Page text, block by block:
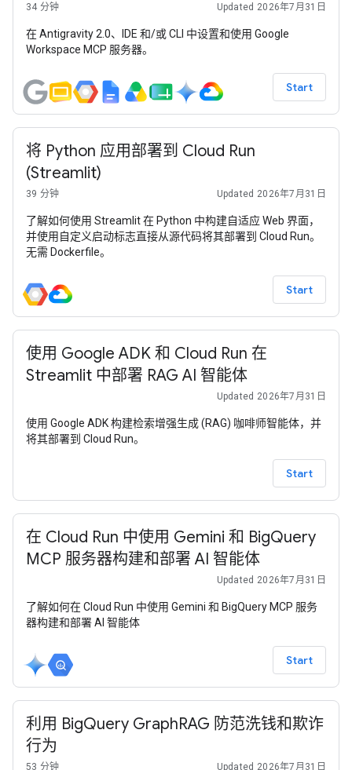
34 分钟 Updated 2026年7月31日
在 Antigravity 2.0、IDE 和/或 CLI 中设置和使用 Google
Workspace MCP 服务器。
Start
将 Python 应用部署到 Cloud Run
(Streamlit)
39 分钟 Updated 2026年7月31日
了解如何使用 Streamlit 在 Python 中构建自适应 Web 界面，
并使用自定义启动标志直接从源代码将其部署到 Cloud Run。
无需 Dockerfile。
Start
使用 Google ADK 和 Cloud Run 在
Streamlit 中部署 RAG AI 智能体
Updated 2026年7月31日
使用 Google ADK 构建检索增强生成 (RAG) 咖啡师智能体，并
将其部署到 Cloud Run。
Start
在 Cloud Run 中使用 Gemini 和 BigQuery
MCP 服务器构建和部署 AI 智能体
Updated 2026年7月31日
了解如何在 Cloud Run 中使用 Gemini 和 BigQuery MCP 服务
器构建和部署 AI 智能体
Start
利用 BigQuery GraphRAG 防范洗钱和欺诈
行为
53 分钟 Updated 2026年7月31日